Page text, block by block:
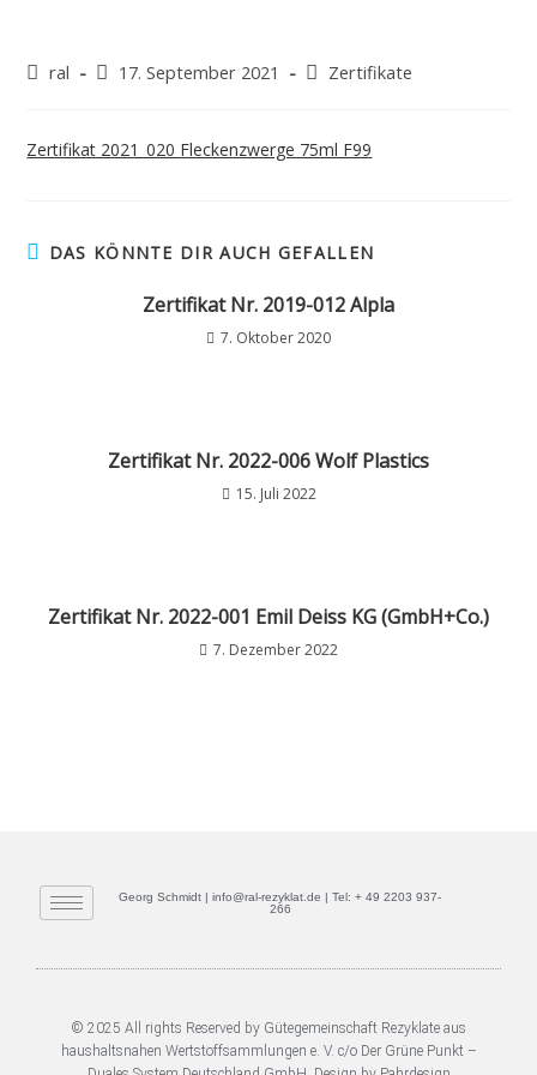
ral 17. September 2021 Zertifikate
Zertifikat 2021_020 Fleckenzwerge 75ml F99
DAS KÖNNTE DIR AUCH GEFALLEN
Zertifikat Nr. 2019-012 Alpla
7. Oktober 2020
Zertifikat Nr. 2022-006 Wolf Plastics
15. Juli 2022
Zertifikat Nr. 2022-001 Emil Deiss KG (GmbH+Co.)
7. Dezember 2022
Georg Schmidt | info@ral-rezyklat.de | Tel: + 49 2203 937-
266
© 2025 All rights Reserved by Gütegemeinschaft Rezyklate aus
haushaltsnahen Wertstoffsammlungen e. V. c/o Der Grüne Punkt –